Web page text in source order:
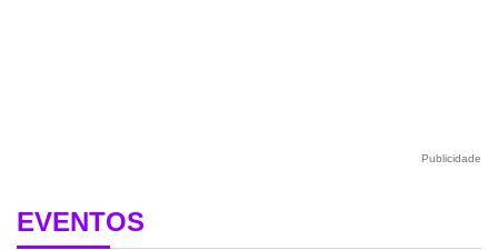
Publicidade
EVENTOS